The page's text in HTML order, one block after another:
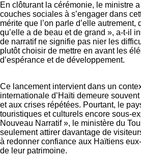
En clôturant la cérémonie, le ministre
couches sociales à s’engager dans
mérite que l’on parle d’elle autrement,
qu’elle a de beau et de grand », a-t-il
de narratif ne signifie pas nier les
plutôt choisir de mettre en avant les
d’espérance et de développement.
Ce lancement intervient dans un
internationale d’Haïti demeure
et aux crises répétées. Pourtant, le
touristiques et culturels encore sous-
Nouveau Narratif », le ministère du
seulement attirer davantage de
à redonner confiance aux Haïtiens
de leur patrimoine.